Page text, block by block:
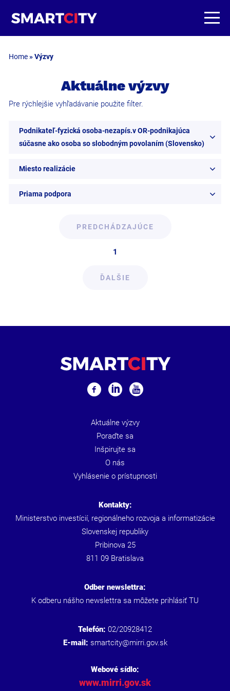
Home»Výzvy
Aktuálne výzvy
Pre rýchlejšie vyhľadávanie použite filter.
Podnikateľ-fyzická osoba-nezapís.v OR-podnikajúca
súčasne ako osoba so slobodným povolaním (Slovensko)
Miesto realizácie
Priama podpora
PREDCHÁDZAJÚCE
1
ĎALŠIE
Aktuálne výzvy
Poraďte sa
Inšpirujte sa
O nás
Vyhlásenie o prístupnosti
Kontakty:
Ministerstvo investícií, regionálneho rozvoja a informatizácie
Slovenskej republiky
Pribinova 25
811 09 Bratislava
Odber newslettra:
K odberu nášho newslettra sa môžete prihlásiť TU
Telefón: 02/20928412
E-mail: smartcity@mirri.gov.sk
Webové sídlo:
www.mirri.gov.sk